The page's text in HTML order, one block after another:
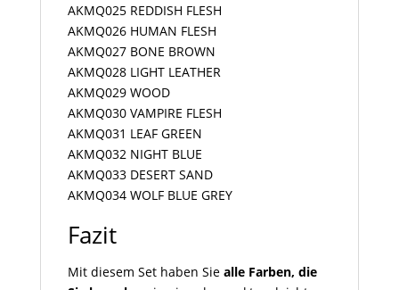
AKMQ025 REDDISH FLESH
AKMQ026 HUMAN FLESH
AKMQ027 BONE BROWN
AKMQ028 LIGHT LEATHER
AKMQ029 WOOD
AKMQ030 VAMPIRE FLESH
AKMQ031 LEAF GREEN
AKMQ032 NIGHT BLUE
AKMQ033 DESERT SAND
AKMQ034 WOLF BLUE GREY
Fazit
Mit diesem Set haben Sie alle Farben, die